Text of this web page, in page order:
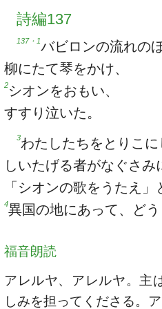
詩編137
137・1バビロンの流れの
柳にたて琴をかけ、
2シオンをおもい、
すすり泣いた。
3わたしたちをとりこ
しいたげる者がなぐさみ
「シオンの歌をうたえ」
4異国の地にあって、ど
福音朗読
アレルヤ、アレルヤ。主
しみを担ってくださる。